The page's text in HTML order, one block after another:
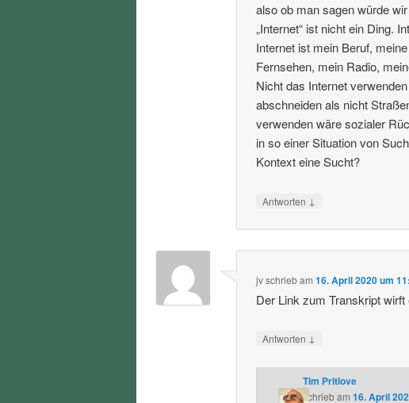
also ob man sagen würde
„Internet“ ist nicht ein Ding.
Internet ist mein Beruf,
Fernsehen, mein Radio,
Nicht das Internet
abschneiden als nicht
verwenden wäre sozialer
in so einer Situation von
Kontext eine Sucht?
Antworten ↓
jvschriebam16. April 2020 um
Der Link zum Transkript wirft
Antworten ↓
Tim Pritlove
schriebam 16. April